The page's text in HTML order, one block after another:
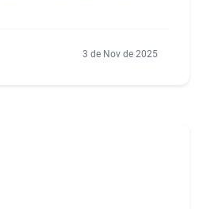
3 de Nov de 2025